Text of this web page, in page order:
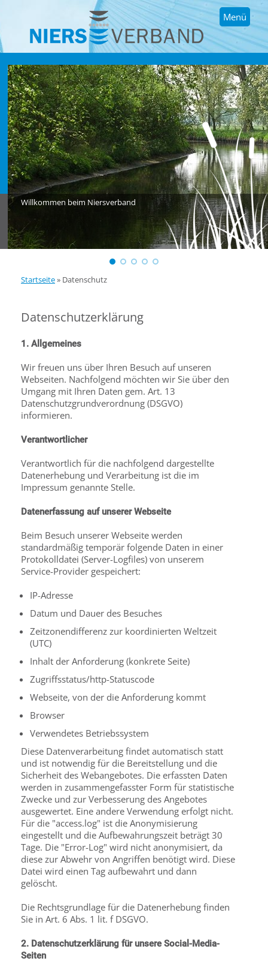
Menü
Willkommen beim Niersverband
Startseite» Datenschutz
Datenschutzerklärung
1. Allgemeines
Wir freuen uns über Ihren Besuch auf unseren
Webseiten. Nachfolgend möchten wir Sie über den
Umgang mit Ihren Daten gem. Art. 13
Datenschutzgrundverordnung (DSGVO)
informieren.
Verantwortlicher
Verantwortlich für die nachfolgend dargestellte
Datenerhebung und Verarbeitung ist die im
Impressum genannte Stelle.
Datenerfassung auf unserer Webseite
Beim Besuch unserer Webseite werden
standardmäßig temporär folgende Daten in einer
Protokolldatei (Server-Logfiles) von unserem
Service-Provider gespeichert:
IP-Adresse
Datum und Dauer des Besuches
Zeitzonendifferenz zur koordinierten Weltzeit
(UTC)
Inhalt der Anforderung (konkrete Seite)
Zugriffsstatus/http-Statuscode
Webseite, von der die Anforderung kommt
Browser
Verwendetes Betriebssystem
Diese Datenverarbeitung findet automatisch statt
und ist notwendig für die Bereitstellung und die
Sicherheit des Webangebotes. Die erfassten Daten
werden in zusammengefasster Form für statistische
Zwecke und zur Verbesserung des Angebotes
ausgewertet. Eine andere Verwendung erfolgt nicht.
Für die "access.log" ist die Anonymisierung
eingestellt und die Aufbewahrungszeit beträgt 30
Tage. Die "Error-Log" wird nicht anonymisiert, da
diese zur Abwehr von Angriffen benötigt wird. Diese
Datei wird einen Tag aufbewahrt und dann
gelöscht.
Die Rechtsgrundlage für die Datenerhebung finden
Sie in Art. 6 Abs. 1 lit. f DSGVO.
2. Datenschutzerklärung für unsere Social-Media-
Seiten